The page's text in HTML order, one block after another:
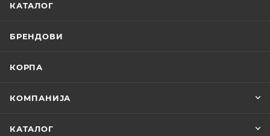
КАТАЛОГ
БРЕНДОВИ
КОРПА
КОМПАНИЈА
КАТАЛОГ